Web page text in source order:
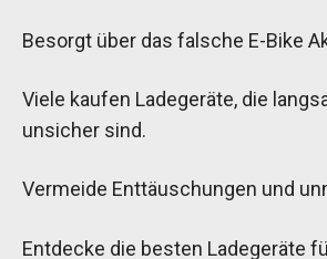
Besorgt über das falsche E-Bike
Viele kaufen Ladegeräte, die
unsicher sind.
Vermeide Enttäuschungen und
Entdecke die besten Ladegeräte